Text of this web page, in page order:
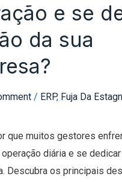
e se
da sua
/ ERP, Fuja Da
que muitos gestores
diária e se
Descubra os principais